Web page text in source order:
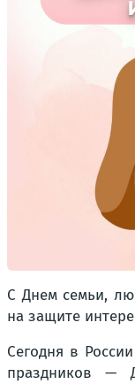
С Днем семьи,
на защите
Сегодня в
праздников —